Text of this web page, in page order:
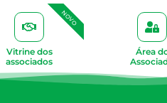
Vitrine dos
associados
NOVO
Área